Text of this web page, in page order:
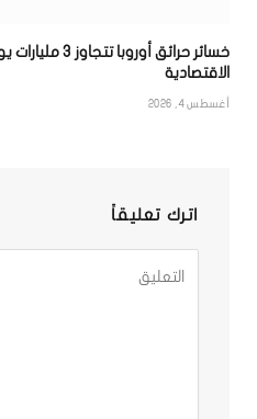
خسائر حرائق
الاقتصادية
أغسطس 4, 2026
اترك تعليقاً